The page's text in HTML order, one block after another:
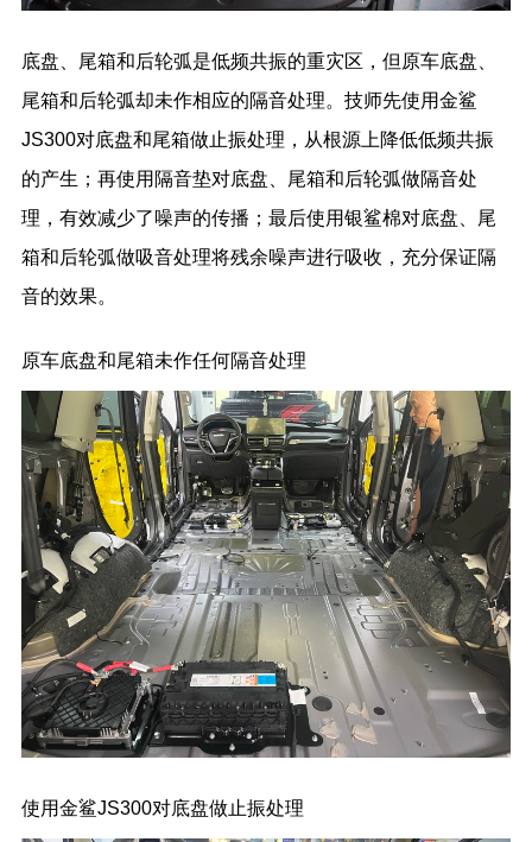
底盘、尾箱和后轮弧是低频共振的重灾区，但原车底盘、
尾箱和后轮弧却未作相应的隔音处理。技师先使用金鲨
JS300对底盘和尾箱做止振处理，从根源上降低低频共振
的产生；再使用隔音垫对底盘、尾箱和后轮弧做隔音处
理，有效减少了噪声的传播；最后使用银鲨棉对底盘、尾
箱和后轮弧做吸音处理将残余噪声进行吸收，充分保证隔
音的效果。
原车底盘和尾箱未作任何隔音处理
使用金鲨JS300对底盘做止振处理